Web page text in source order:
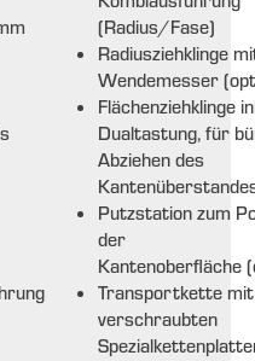
(Radius/Fase)
Radiusziehklinge
Wendemesser
Flächenziehklinge
Dualtastung, für
Abziehen des
Putzstation zum
der
Kantenoberfläche
Transportkette
verschraubten